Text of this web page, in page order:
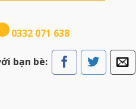
0332 071 638
bạn bè: